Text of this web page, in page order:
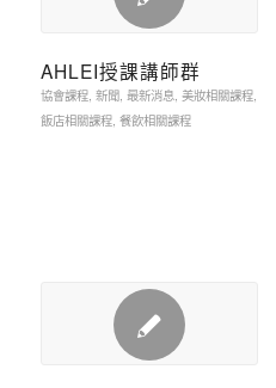
AHLEI授課講師群
協會課程, 新聞, 最新消息, 美妝相關課程,
飯店相關課程, 餐飲相關課程